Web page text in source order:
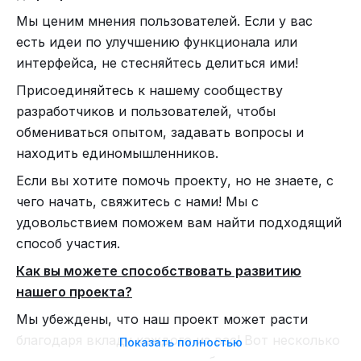
это их проблемы, что вы из РФ ростом не вышли!
- Удивились детушки такой странной риторике
от матери и взмолили ее – раз не пускает нас в
дом замок, дай нам хоть лесницу, чтоб через
окно мы забрались.
- Не стану я лестницу на улицу выставлять. Там
злые волки! В доме сидеть буду. Тут у нас своя
лестница есть, хоть и не поможет она вам. Но
София не имела опыта жизни вне сети. Лишь однажды
Я никогда не посещала это место, но была
Мы ценим мнения пользователей. Если у вас
есть идеи по улучшению функционала или
интерфейса, не стесняйтесь делиться ими!
Присоединяйтесь к нашему сообществу
разработчиков и пользователей, чтобы
обмениваться опытом, задавать вопросы и
находить единомышленников.
Если вы хотите помочь проекту, но не знаете, с
чего начать, свяжитесь с нами! Мы с
удовольствием поможем вам найти подходящий
способ участия.
Как вы можете способствовать развитию
нашего проекта?
Мы убеждены, что наш проект может расти
благодаря вкладу каждого из вас! Вот несколько
Показать полностью